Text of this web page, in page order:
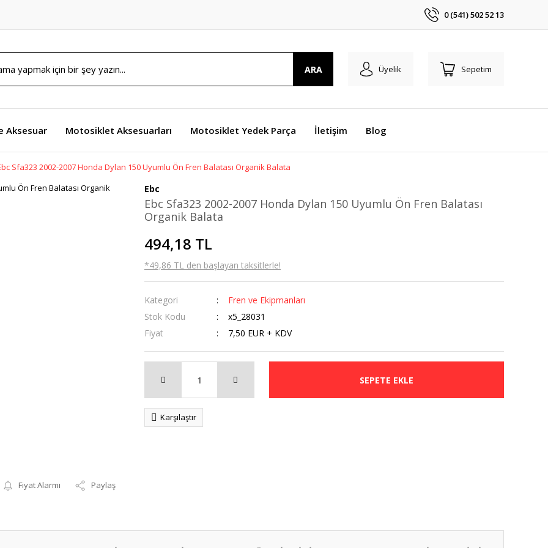
0 (541) 502 52 13
ARA Üyelik Sepetim
Aksesuar Motosiklet Aksesuarları Motosiklet Yedek Parça İletişim Blog
Sfa323 2002-2007 Honda Dylan 150 Uyumlu Ön Fren Balatası Organik Balata
Fiyat Alarmı Paylaş
Ebc
Ebc Sfa323 2002-2007 Honda Dylan 150 Uyumlu Ön Fren Balatası
Organik Balata
494,18 TL
*49,86 TL den başlayan taksitlerle!
Kategori
Fren ve Ekipmanları
Stok Kodu
x5_28031
Fiyat
7,50 EUR + KDV
SEPETE EKLE
Karşılaştır